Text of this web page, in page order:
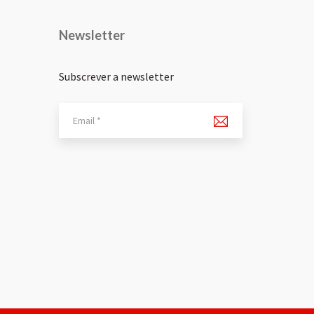
Newsletter
Subscrever a newsletter